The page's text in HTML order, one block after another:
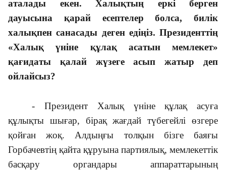
аталады екен. Халықтың еркі берген
дауысына қарай есептелер болса, билік
халықпен санасады деген едіңіз. Президенттің
«Халық үніне құлақ асатын мемлекет»
қағидаты қалай жүзеге асып жатыр деп
ойлайсыз?
- Президент Халық үніне құлақ асуға
құлықты шығар, бірақ жағдай түбегейлі өзгере
қойған жоқ. Алдыңғы толқын бізге баяғы
Горбачевтің қайта құруына партиялық, мемлекеттік
басқару органдары аппараттарының